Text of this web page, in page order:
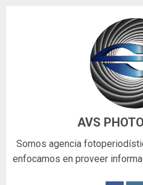
AVS
Somos agencia
enfocamos en proveer